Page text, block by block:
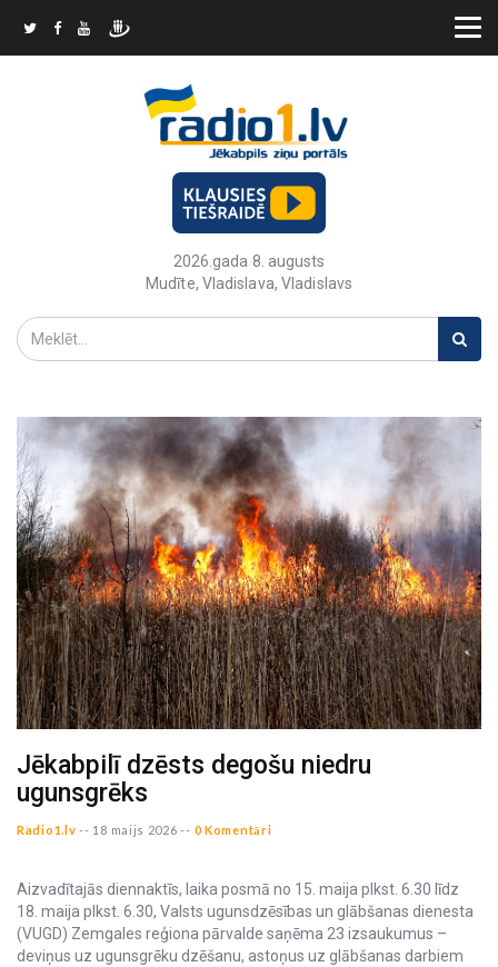
2026.gada 8. augusts
Mudīte, Vladislava, Vladislavs
Jēkabpilī dzēsts degošu niedru
ugunsgrēks
Radio1.lv -- 18 maijs 2026 -- 0 Komentāri
Aizvadītajās diennaktīs, laika posmā no 15. maija plkst. 6.30 līdz
18. maija plkst. 6.30, Valsts ugunsdzēsības un glābšanas dienesta
(VUGD) Zemgales reģiona pārvalde saņēma 23 izsaukumus –
deviņus uz ugunsgrēku dzēšanu, astoņus uz glābšanas darbiem